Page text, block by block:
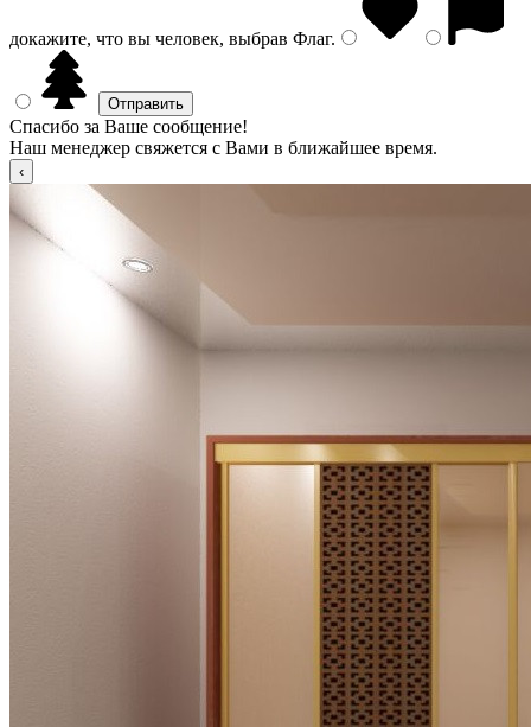
докажите, что вы человек, выбрав Флаг.
Спасибо за Ваше сообщение!
Наш менеджер свяжется с Вами в ближайшее время.